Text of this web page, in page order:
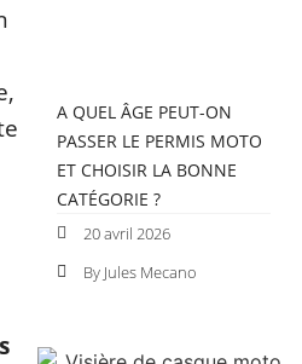
A QUEL ÂGE PEUT-ON
PASSER LE PERMIS MOTO
ET CHOISIR LA BONNE
CATÉGORIE ?
20 avril 2026
By Jules Mecano